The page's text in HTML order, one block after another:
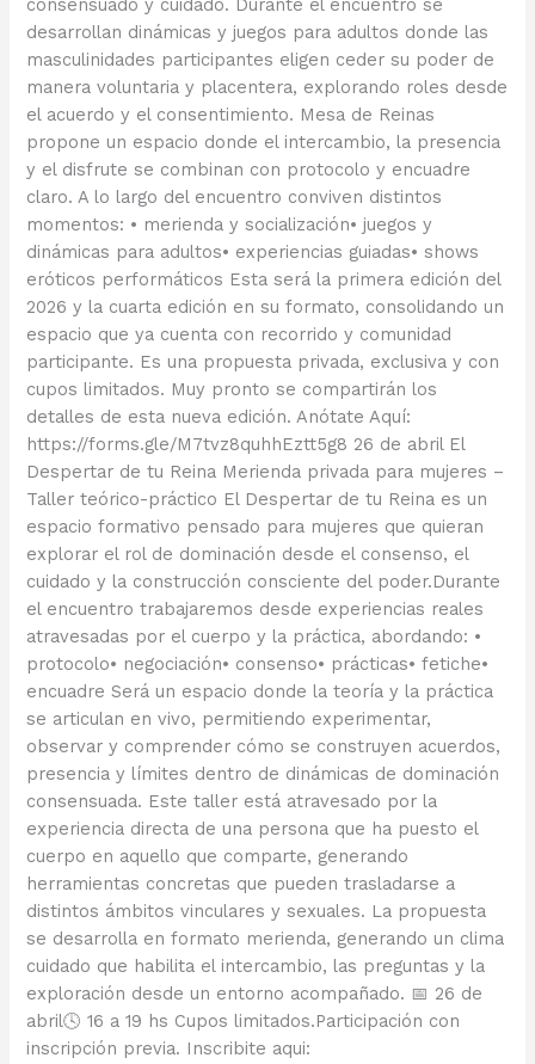
consensuado y cuidado. Durante el encuentro se
desarrollan dinámicas y juegos para adultos donde las
masculinidades participantes eligen ceder su poder de
manera voluntaria y placentera, explorando roles desde
el acuerdo y el consentimiento. Mesa de Reinas
propone un espacio donde el intercambio, la presencia
y el disfrute se combinan con protocolo y encuadre
claro. A lo largo del encuentro conviven distintos
momentos: • merienda y socialización• juegos y
dinámicas para adultos• experiencias guiadas• shows
eróticos performáticos Esta será la primera edición del
2026 y la cuarta edición en su formato, consolidando un
espacio que ya cuenta con recorrido y comunidad
participante. Es una propuesta privada, exclusiva y con
cupos limitados. Muy pronto se compartirán los
detalles de esta nueva edición. Anótate Aquí:
https://forms.gle/M7tvz8quhhEztt5g8 26 de abril El
Despertar de tu Reina Merienda privada para mujeres –
Taller teórico-práctico El Despertar de tu Reina es un
espacio formativo pensado para mujeres que quieran
explorar el rol de dominación desde el consenso, el
cuidado y la construcción consciente del poder.Durante
el encuentro trabajaremos desde experiencias reales
atravesadas por el cuerpo y la práctica, abordando: •
protocolo• negociación• consenso• prácticas• fetiche•
encuadre Será un espacio donde la teoría y la práctica
se articulan en vivo, permitiendo experimentar,
observar y comprender cómo se construyen acuerdos,
presencia y límites dentro de dinámicas de dominación
consensuada. Este taller está atravesado por la
experiencia directa de una persona que ha puesto el
cuerpo en aquello que comparte, generando
herramientas concretas que pueden trasladarse a
distintos ámbitos vinculares y sexuales. La propuesta
se desarrolla en formato merienda, generando un clima
cuidado que habilita el intercambio, las preguntas y la
exploración desde un entorno acompañado. 📅 26 de
abril🕓 16 a 19 hs Cupos limitados.Participación con
inscripción previa. Inscribite aqui: